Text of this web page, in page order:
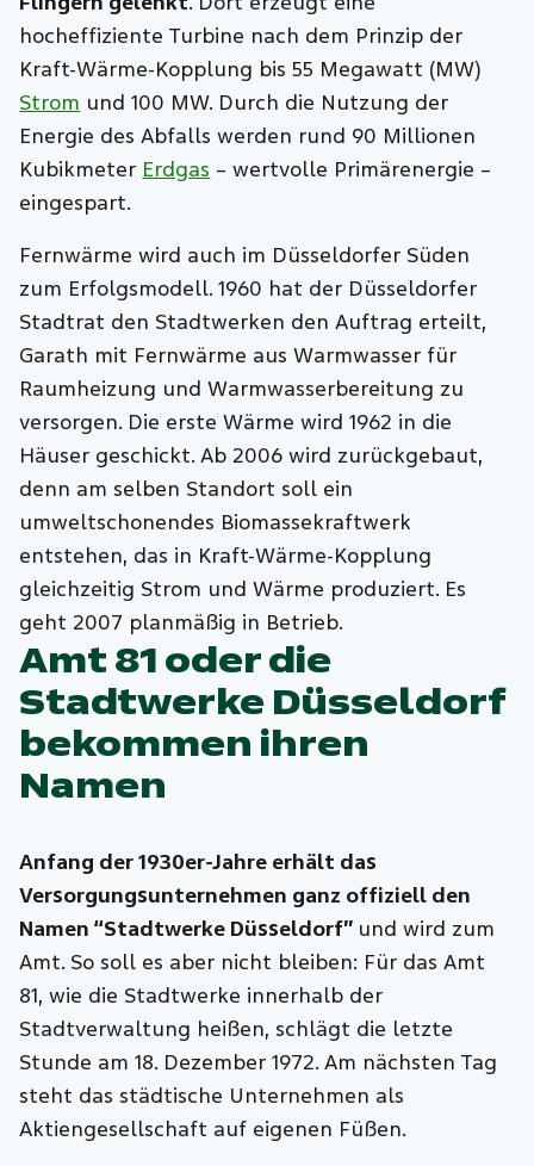
hocheffiziente Turbine nach dem Prinzip der
Kraft-Wärme-Kopplung bis 55 Megawatt (MW)
Strom und 100 MW. Durch die Nutzung der
Energie des Abfalls werden rund 90 Millionen
Kubikmeter Erdgas – wertvolle Primärenergie –
eingespart.
Fernwärme wird auch im Düsseldorfer Süden
zum Erfolgsmodell. 1960 hat der Düsseldorfer
Stadtrat den Stadtwerken den Auftrag erteilt,
Garath mit Fernwärme aus Warmwasser für
Raumheizung und Warmwasserbereitung zu
versorgen. Die erste Wärme wird 1962 in die
Häuser geschickt. Ab 2006 wird zurückgebaut,
denn am selben Standort soll ein
umweltschonendes Biomassekraftwerk
entstehen, das in Kraft-Wärme-Kopplung
gleichzeitig Strom und Wärme produziert. Es
geht 2007 planmäßig in Betrieb.
Amt 81 oder die
Stadtwerke Düsseldorf
bekommen ihren
Namen
Anfang der 1930er-Jahre erhält das
Versorgungsunternehmen ganz offiziell den
Namen “Stadtwerke Düsseldorf” und wird zum
Amt. So soll es aber nicht bleiben: Für das Amt
81, wie die Stadtwerke innerhalb der
Stadtverwaltung heißen, schlägt die letzte
Stunde am 18. Dezember 1972. Am nächsten Tag
steht das städtische Unternehmen als
Aktiengesellschaft auf eigenen Füßen.